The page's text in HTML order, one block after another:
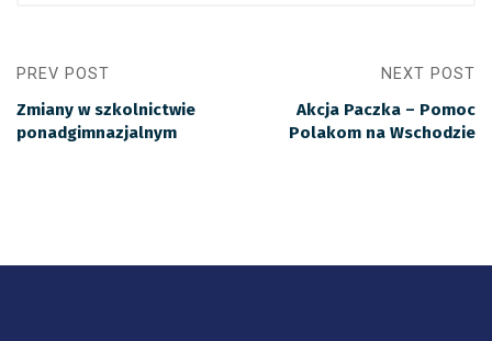
PREV POST
Zmiany w szkolnictwie
ponadgimnazjalnym
NEXT POST
Akcja Paczka – Pomoc
Polakom na Wschodzie